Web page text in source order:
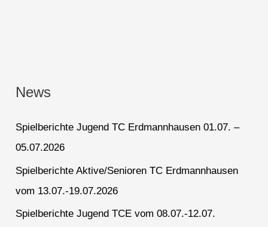
News
Spielberichte Jugend TC Erdmannhausen 01.07. –
05.07.2026
Spielberichte Aktive/Senioren TC Erdmannhausen
vom 13.07.-19.07.2026
Spielberichte Jugend TCE vom 08.07.-12.07.